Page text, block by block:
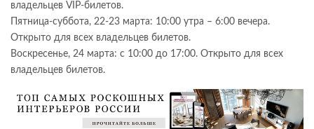
владельцев VIP-билетов.
Пятница-суббота, 22-23 марта: 10:00 утра – 6:00 вечера.
Открыто для всех владельцев билетов.
Воскресенье, 24 марта: с 10:00 до 17:00. Открыто для всех
владельцев билетов.